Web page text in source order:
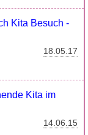
Kita Besuch -
18.05.17
Kita im
14.06.15